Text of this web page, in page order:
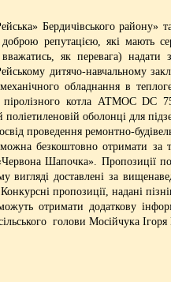
Бердичівського
репутацією, які мають
як перевага) надати
дитячо-навчальному
обладнання в
піролізного котла АТМОС DС
полiетиленовiй оболонцi для
проведення ремонтно-
безкоштовно отримати за
Шапочка». Пропозиції
вигляді доставлені за
пропозиції, надані
отримати додаткову
голови Мосійчука